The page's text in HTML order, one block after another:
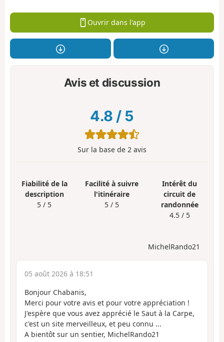
Ouvrir dans l'app
Avis et discussion
4.8 / 5
Sur la base de 2 avis
Fiabilité de la
description
5 / 5
Facilité à suivre
l'itinéraire
5 / 5
Intérêt du
circuit de
randonnée
4.5 / 5
MichelRando21
05 août 2026 à 18:51
Bonjour Chabanis,
Merci pour votre avis et pour votre appréciation !
J'espère que vous avez apprécié le Saut à la Carpe,
c'est un site merveilleux, et peu connu ...
A bientôt sur un sentier, MichelRando21